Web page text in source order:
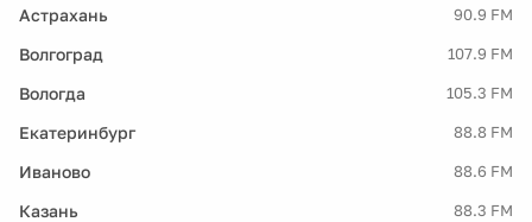
Астрахань 90.9 FM
Волгоград 107.9 FM
Вологда 105.3 FM
Екатеринбург 88.8 FM
Иваново 88.6 FM
Казань 88.3 FM